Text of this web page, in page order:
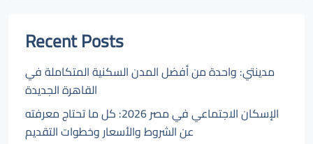
Recent Posts
مدينتي: واحدة من أفضل المدن السكنية المتكاملة في
القاهرة الجديدة
الإسكان الاجتماعي في مصر 2026: كل ما تحتاج معرفته
عن الشروط والأسعار وخطوات التقديم